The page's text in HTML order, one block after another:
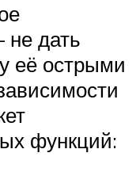
не дать
её острыми
функций: